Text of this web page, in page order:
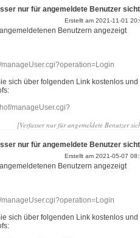
nur für angemeldete Benutzer
Erstellt am 2021-11-01
Benutzern angezeigt
sich über folgenden Link kostenlos und
manageUser.cgi?
[Verfasser nur für angemeldete Benutzer
nur für angemeldete Benutzer
Erstellt am 2021-05-07
Benutzern angezeigt
sich über folgenden Link kostenlos und